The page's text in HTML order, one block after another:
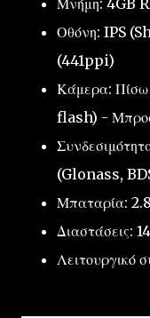
Οθόνη: IPS
(441ppi)
Κάμερα:
flash) -
(Glonass,
Μπαταρία:
Διαστάσεις: